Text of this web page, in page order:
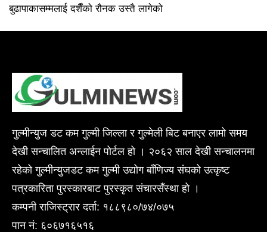
बुढापाकासम्मलाई दशैँको रौनक उस्तै लागेको
गुल्मीन्युज डट कम गुल्मी जिल्ला र गुल्मेली बिट बनाएर लामो समय
देखी सन्चालित अन्लाईन पोर्टल हो । २०६२ साल देखी सन्चालनमा
रहेको गुल्मीन्युजडट कम गुल्मी उद्योग बाँणिज्य संघको उत्कृष्ट
पत्रकारिता पुरस्कारबाट पुरस्कृत संचारसँस्था हो ।
कम्पनी राजिस्ट्रार दर्ता: १८८९८०/७४/०७५
पान नं: ६०६७१६५१६